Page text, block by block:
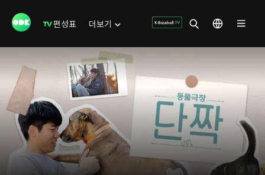
편성표 더보기